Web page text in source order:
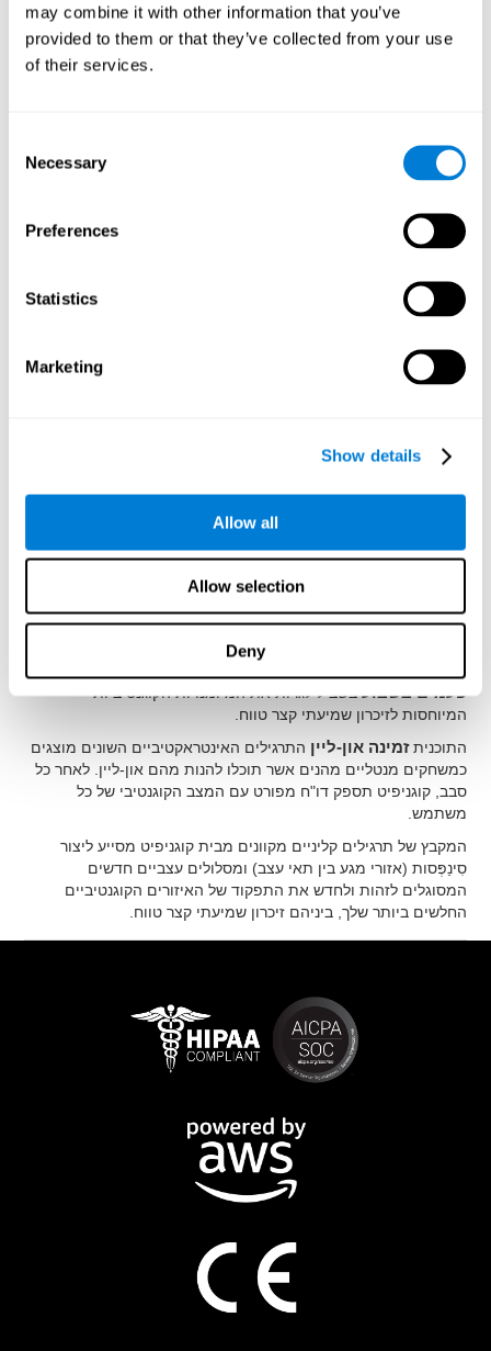
may combine it with other information that you’ve
provided to them or that they’ve collected from your use
of their services.
Selection
Necessary
Preferences
Statistics
Marketing
Show details
Allow all
Allow selection
Deny
מקבץ המשימות לאבחון זיכרון שמיעתי או הדהודי קיבל השראה
ממבחן קלאסי בשםRey Auditory Verbal Learning Test
המשימות אשר מודדות זיכרון
מבחן רצף WOM-ASM
הינו מבחן המאבחן זיכרון הדהודי וכן יכולת
זיכרון עבודה ומהירות עיבוד.
האם ניתן לשפר זיכרון שמיעתי קצר
טווח?
בהחלט. המפתח לשיפור הזיכרון הפונולוגי מורכב מ
והאחסון, ועוזר לו להיות יעיל ככל האפשר.
המוח
, הוא שככל שנשתמש במסלול עצבי, כך הוא יהיה חזק יותר,
גם כן.
בעזרת האבחון הנוירו-פסיכולוגי מבית קוגניפיט,
שמיעתי, ובהתבסס על התוצאות שנאספו ניצור תוכנית אימונים
התוכנית לאבחון נוירו-פסיכולוגי מבית קוגניפיט תוכננה על-ידי צוות
של נוירולוגים ופסיכולוגים קוגנטיביים אשר חקרו את התהליכים של
פעמים בשבועבשביל לגרות את המיומנויות הקוגנטיביות
המיוחסות לזיכרון שמיעתי קצר טווח.
התוכניתזמינה און-ליין התרגילים האינטראקטיביים השונים מוצגים
כמשחקים מנטליים מהנים אשר תוכלו להנות מהם און-ליין. לאחר כל
סבב, קוגניפיט תספק דו"ח מפורט עם המצב הקוגנטיבי של כל
משתמש.
המקבץ של תרגילים קליניים מקוונים מבית קוגניפיט מסייע ליצור
סִינַפְּסות (אזורי מגע בין תאי עצב) ומסלולים עצביים חדשים
המסוגלים לזהות ולחדש את התפקוד של האיזורים הקוגנטיביים
החלשים ביותר שלך, ביניהם זיכרון שמיעתי קצר טווח.